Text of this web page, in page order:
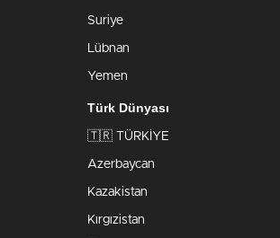
Suriye
Lübnan
Yemen
Türk Dünyası
🇹🇷 TÜRKİYE
Azerbaycan
Kazakistan
Kırgızistan